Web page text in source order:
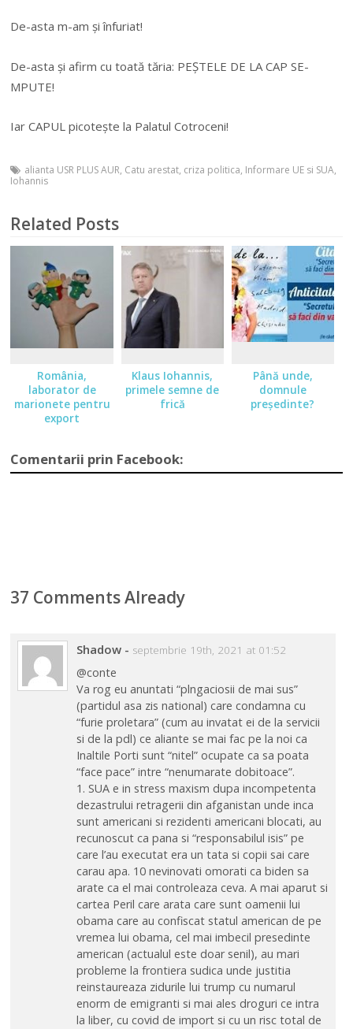
De-asta m-am și înfuriat!
De-asta și afirm cu toată tăria: PEȘTELE DE LA CAP SE-
MPUTE!
Iar CAPUL picotește la Palatul Cotroceni!
alianta USR PLUS AUR, Catu arestat, criza politica, Informare UE si SUA,
Iohannis
Related Posts
România,
laborator de
marionete pentru
export
Klaus Iohannis,
primele semne de
frică
Până unde,
domnule
președinte?
Comentarii prin Facebook:
37 Comments Already
Shadow - septembrie 19th, 2021 at 01:52
@conte
Va rog eu anuntati “plngaciosii de mai sus”
(partidul asa zis national) care condamna cu
“furie proletara” (cum au invatat ei de la servicii
si de la pdl) ce aliante se mai fac pe la noi ca
Inaltile Porti sunt “nitel” ocupate ca sa poata
“face pace” intre “nenumarate dobitoace”.
1. SUA e in stress maxism dupa incompetenta
dezastrului retragerii din afganistan unde inca
sunt americani si rezidenti americani blocati, au
recunoscut ca pana si “responsabilul isis” pe
care l’au executat era un tata si copii sai care
carau apa. 10 nevinovati omorati ca biden sa
arate ca el mai controleaza ceva. A mai aparut si
cartea Peril care arata care sunt oamenii lui
obama care au confiscat statul american de pe
vremea lui obama, cel mai imbecil presedinte
american (actualul este doar senil), au mari
probleme la frontiera sudica unde justitia
reinstaureaza zidurile lui trump cu numarul
enorm de emigranti si mai ales droguri ce intra
la liber, cu covid de import si cu un risc total de